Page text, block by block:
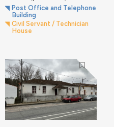
Post Office and Telephone
Building
Civil Servant / Technician
House